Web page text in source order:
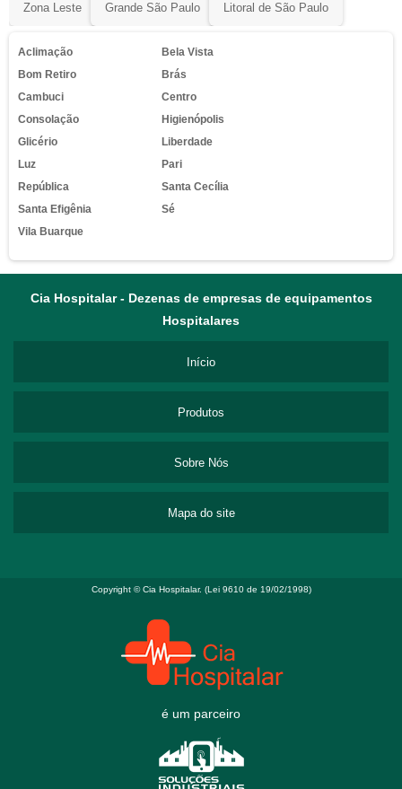
Zona Leste Grande São Paulo Litoral de São Paulo
Aclimação
Bela Vista
Bom Retiro
Brás
Cambuci
Centro
Consolação
Higienópolis
Glicério
Liberdade
Luz
Pari
República
Santa Cecília
Santa Efigênia
Sé
Vila Buarque
Cia Hospitalar - Dezenas de empresas de equipamentos
Hospitalares
Início
Produtos
Sobre Nós
Mapa do site
Copyright © Cia Hospitalar. (Lei 9610 de 19/02/1998)
é um parceiro